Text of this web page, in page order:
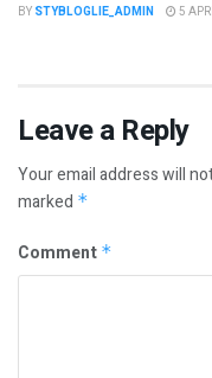
BY STYBLOGLIE_ADMIN 5
Leave a Reply
Your email address will
marked *
Comment *